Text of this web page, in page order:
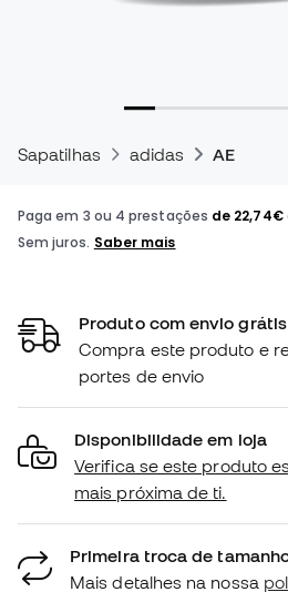
Sapatilhas adidas AE
Produto com envio
Compra este produto e
portes de envio
Disponibilidade em loja
Verifica se este produto
mais próxima de ti.
Primeira troca de
Mais detalhes na nossa